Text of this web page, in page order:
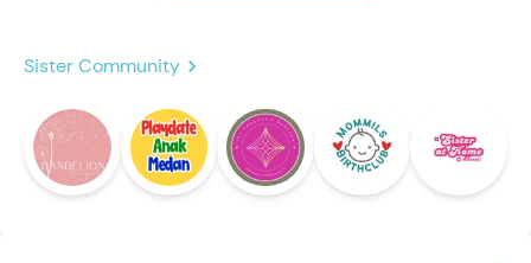
Sister Community